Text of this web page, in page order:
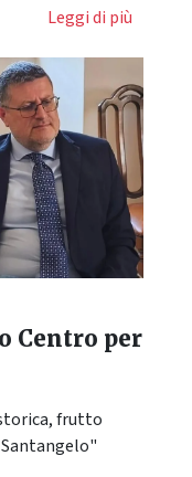
Leggi di più
Centro per
frutto